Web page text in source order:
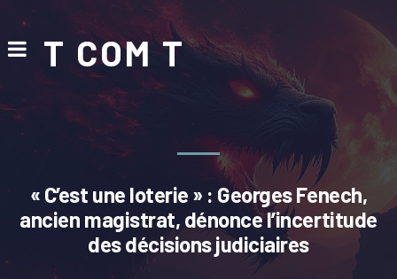
T COM T
« C’est une loterie » : Georges Fenech,
ancien magistrat, dénonce l’incertitude
des décisions judiciaires